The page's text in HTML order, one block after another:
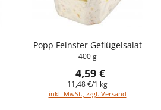
Popp Feinster Geflügelsalat
400 g
4,59 €
11,48 €/1 kg
inkl. MwSt., zzgl. Versand